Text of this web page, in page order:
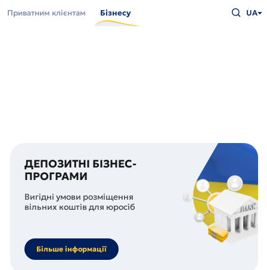
доПриватним клієнтам Бізнесу
що
UA
ДЕПОЗИТНІ БІЗНЕС-
ПРОГРАМИ
Вигідні умови розміщення
вільних коштів для юросіб
Більше інформації